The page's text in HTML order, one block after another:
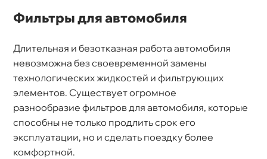
Фильтры для автомобиля
Длительная и безотказная работа автомобиля
невозможна без своевременной замены
технологических жидкостей и фильтрующих
элементов. Существует огромное
разнообразие фильтров для автомобиля, которые
способны не только продлить срок его
эксплуатации, но и сделать поездку более
комфортной.